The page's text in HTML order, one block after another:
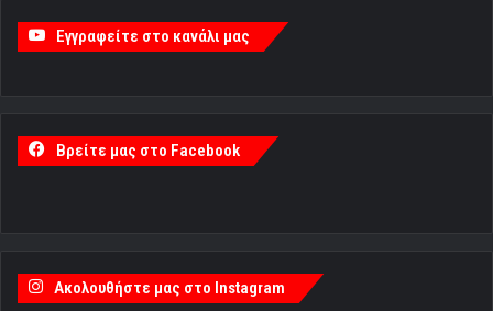
Εγγραφείτε στο κανάλι μας
Βρείτε μας στο Facebook
Ακολουθήστε μας στο Instagram